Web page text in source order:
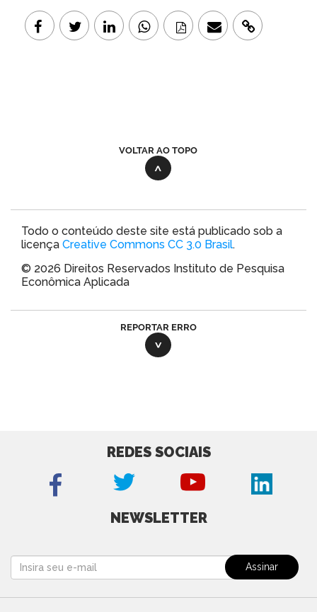
VOLTAR AO TOPO
Todo o conteúdo deste site está publicado sob a
licença Creative Commons CC 3.0 Brasil.
© 2026 Direitos Reservados Instituto de Pesquisa
Econômica Aplicada
REPORTAR ERRO
REDES SOCIAIS
NEWSLETTER